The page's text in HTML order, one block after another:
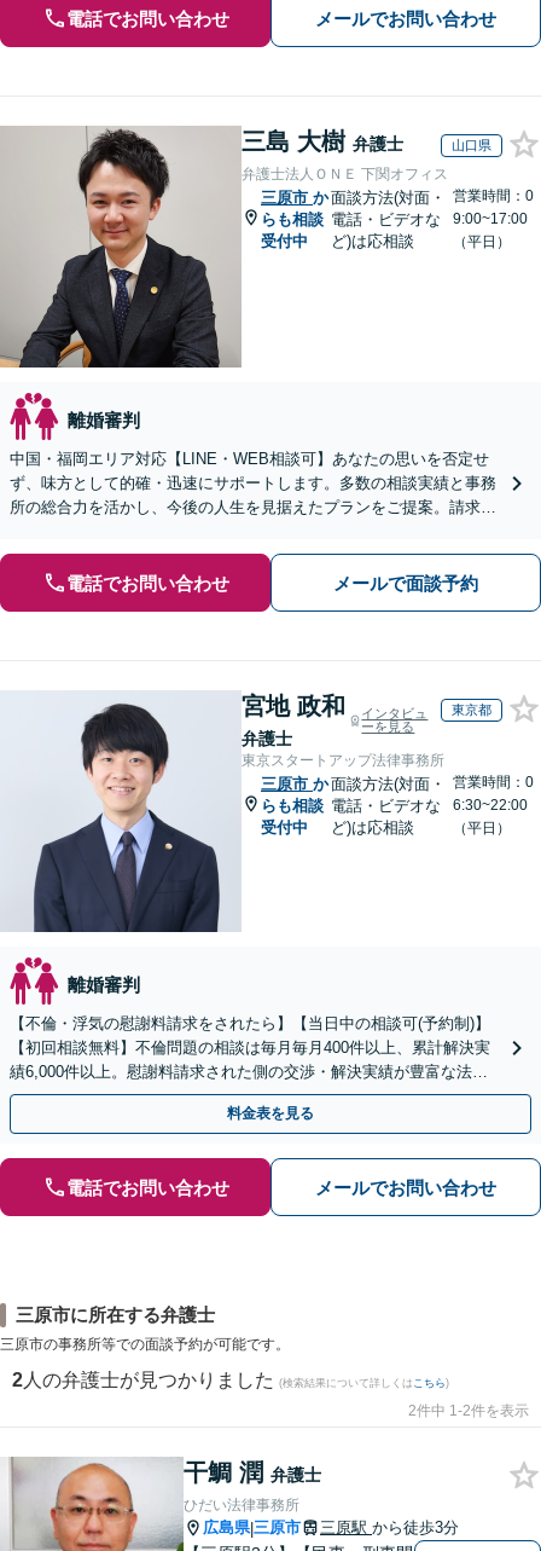
電話でお問い合わせ メールでお問い合わせ
三島 大樹 弁護士 山口県
弁護士法人ＯＮＥ 下関オフィス
三原市 か
らも相談
受付中
面談方法(対面・
電話・ビデオな
ど)は応相談
営業時間：0
9:00~17:00
（平日）
離婚審判
中国・福岡エリア対応【LINE・WEB相談可】あなたの思いを否定せ
ず、味方として的確・迅速にサポートします。多数の相談実績と事務
所の総合力を活かし、今後の人生を見据えたプランをご提案。請求す
電話でお問い合わせ メールで面談予約
宮地 政和
弁護士
インタビュ
ーを見る
東京都
東京スタートアップ法律事務所
三原市 か
らも相談
受付中
面談方法(対面・
電話・ビデオな
ど)は応相談
営業時間：0
6:30~22:00
（平日）
離婚審判
【不倫・浮気の慰謝料請求をされたら】【当日中の相談可(予約制)】
【初回相談無料】不倫問題の相談は毎月毎月400件以上、累計解決実
績6,000件以上。慰謝料請求された側の交渉・解決実績が豊富な法律
事務所です。
料金表を見る
電話でお問い合わせ メールでお問い合わせ
三原市に所在する弁護士
三原市の事務所等での面談予約が可能です。
2 人の弁護士が見つかりました (検索結果について詳しくは こちら)
2件中 1-2件を表示
干鯛 潤 弁護士
ひだい法律事務所
広島県|三原市 三原駅 から徒歩3分